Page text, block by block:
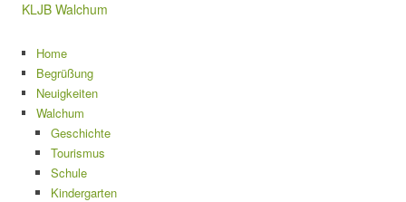
KLJB Walchum
Home
Begrüßung
Neuigkeiten
Walchum
Geschichte
Tourismus
Schule
Kindergarten